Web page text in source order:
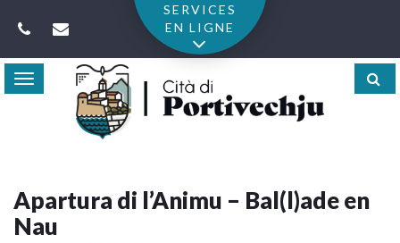
SERVICES
EN LIGNE
Toggle
navigation
Apartura di l’Animu – Bal(l)ade en
Nau